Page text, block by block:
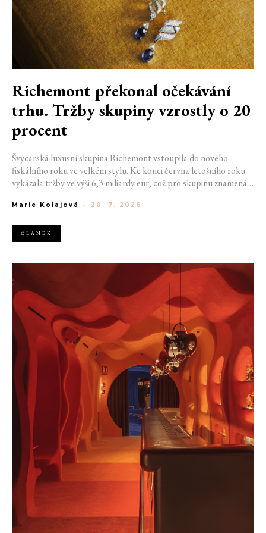
Richemont překonal očekávání
trhu. Tržby skupiny vzrostly o 20
procent
Švýcarská luxusní skupina Richemont vstoupila do nového
fiskálního roku ve velkém stylu. Ke konci června letošního roku
vykázala tržby ve výši 6,3 miliardy eur, což pro skupinu znamená
luxusním zůstává i přes přetrvávající ekonomickou nejistotu
Marie Kolajová - 20. 7. 2026
ČLÁNEK